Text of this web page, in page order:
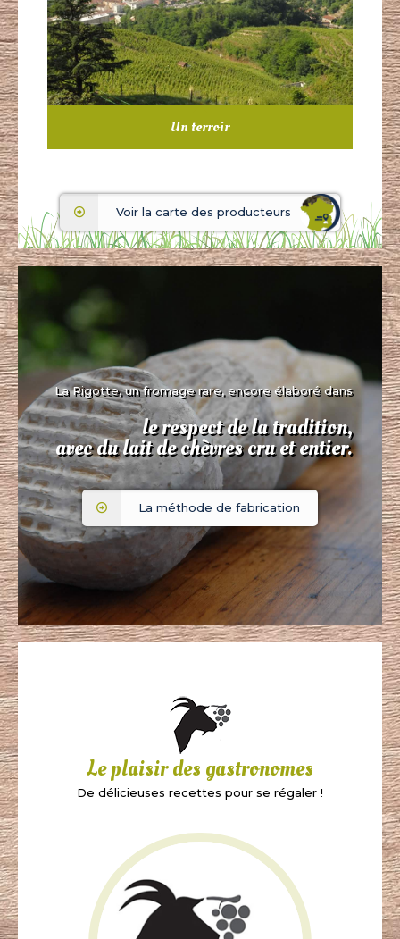
Un terroir
Voir la carte des producteurs
La Rigotte, un fromage rare, encore élaboré dans
le respect de la tradition,
avec du lait de chèvres cru et entier.
La méthode de fabrication
Le plaisir des gastronomes
De délicieuses recettes pour se régaler !